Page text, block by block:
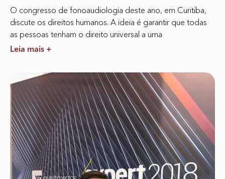
O congresso de fonoaudiologia deste ano, em Curitiba,
discute os direitos humanos. A ideia é garantir que todas
as pessoas tenham o direito universal a uma
Leia mais +